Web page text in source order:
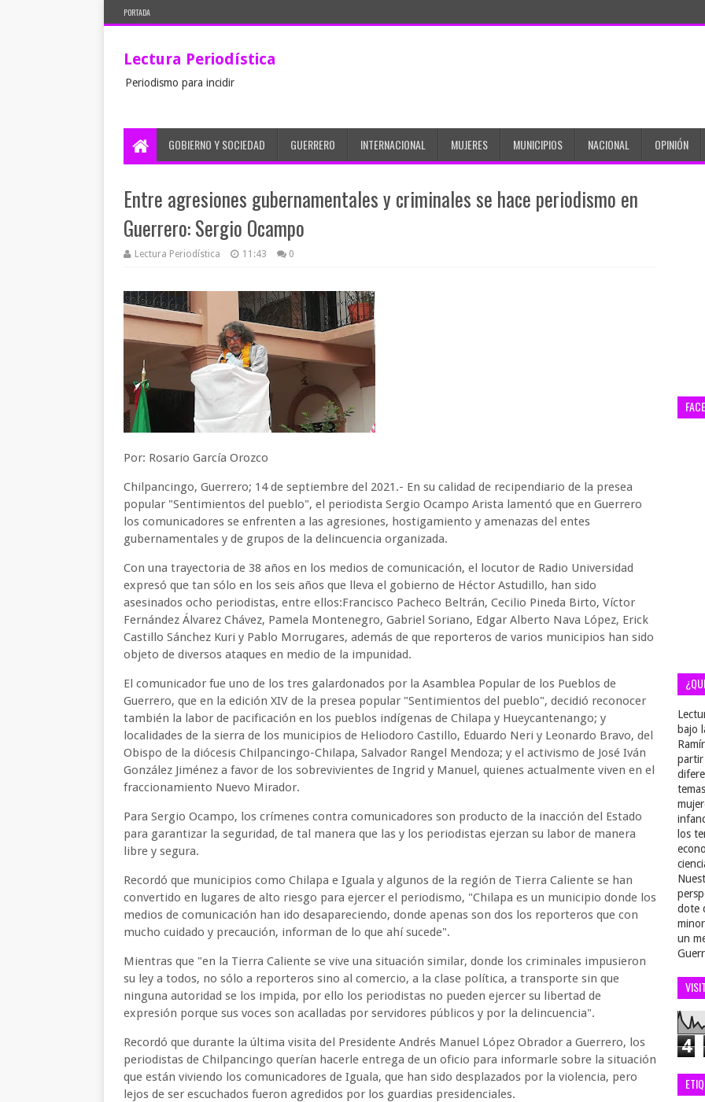
PORTADA
Lectura Periodística
Periodismo para incidir
GOBIERNO Y SOCIEDAD GUERRERO INTERNACIONAL MUJERES MUNICIPIOS NACIONAL OPINIÓN
Entre agresiones gubernamentales y criminales se hace periodismo en
Guerrero: Sergio Ocampo
Lectura Periodística 11:43 0
Por: Rosario García Orozco
Chilpancingo, Guerrero; 14 de septiembre del 2021.- En su calidad de recipendiario de la presea
popular "Sentimientos del pueblo", el periodista Sergio Ocampo Arista lamentó que en Guerrero
los comunicadores se enfrenten a las agresiones, hostigamiento y amenazas del entes
gubernamentales y de grupos de la delincuencia organizada.
Con una trayectoria de 38 años en los medios de comunicación, el locutor de Radio Universidad
expresó que tan sólo en los seis años que lleva el gobierno de Héctor Astudillo, han sido
asesinados ocho periodistas, entre ellos:Francisco Pacheco Beltrán, Cecilio Pineda Birto, Víctor
Fernández Álvarez Chávez, Pamela Montenegro, Gabriel Soriano, Edgar Alberto Nava López, Erick
Castillo Sánchez Kuri y Pablo Morrugares, además de que reporteros de varios municipios han sido
objeto de diversos ataques en medio de la impunidad.
El comunicador fue uno de los tres galardonados por la Asamblea Popular de los Pueblos de
Guerrero, que en la edición XIV de la presea popular "Sentimientos del pueblo", decidió reconocer
también la labor de pacificación en los pueblos indígenas de Chilapa y Hueycantenango; y
localidades de la sierra de los municipios de Heliodoro Castillo, Eduardo Neri y Leonardo Bravo, del
Obispo de la diócesis Chilpancingo-Chilapa, Salvador Rangel Mendoza; y el activismo de José Iván
González Jiménez a favor de los sobrevivientes de Ingrid y Manuel, quienes actualmente viven en el
fraccionamiento Nuevo Mirador.
Para Sergio Ocampo, los crímenes contra comunicadores son producto de la inacción del Estado
para garantizar la seguridad, de tal manera que las y los periodistas ejerzan su labor de manera
libre y segura.
Recordó que municipios como Chilapa e Iguala y algunos de la región de Tierra Caliente se han
convertido en lugares de alto riesgo para ejercer el periodismo, "Chilapa es un municipio donde los
medios de comunicación han ido desapareciendo, donde apenas son dos los reporteros que con
mucho cuidado y precaución, informan de lo que ahí sucede".
Mientras que "en la Tierra Caliente se vive una situación similar, donde los criminales impusieron
su ley a todos, no sólo a reporteros sino al comercio, a la clase política, a transporte sin que
ninguna autoridad se los impida, por ello los periodistas no pueden ejercer su libertad de
expresión porque sus voces son acalladas por servidores públicos y por la delincuencia".
Recordó que durante la última visita del Presidente Andrés Manuel López Obrador a Guerrero, los
periodistas de Chilpancingo querían hacerle entrega de un oficio para informarle sobre la situación
que están viviendo los comunicadores de Iguala, que han sido desplazados por la violencia, pero
lejos de ser escuchados fueron agredidos por los guardias presidenciales.
bajo
partir
los
dote
un
4